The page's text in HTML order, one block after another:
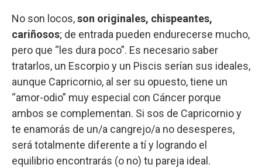
No son locos,son originales, chispeantes,
cariñosos; de entrada pueden endurecerse mucho,
pero que “les dura poco”. Es necesario saber
tratarlos, un Escorpio y un Piscis serían sus ideales,
aunque Capricornio, al ser su opuesto, tiene un
“amor-odio” muy especial con Cáncer porque
ambos se complementan. Si sos de Capricornio y
te enamorás de un/a cangrejo/a no desesperes,
será totalmente diferente a tí y logrando el
equilibrio encontrarás (o no) tu pareja ideal.